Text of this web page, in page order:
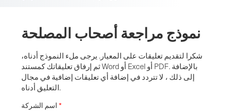
نموذج مراجعة أصحاب المصلحة
شكرا لتقديم تعليقات على المعيار. يرجى ملء النموذج أدناه،
ثم إرفاق تعليقاتك كمستند Word أو Excel أو PDF. بالإضافة
إلى ذلك ، لا تتردد في إضافة أي تعليقات إضافية في مجال
التعليق أدناه.
اسم الشركة